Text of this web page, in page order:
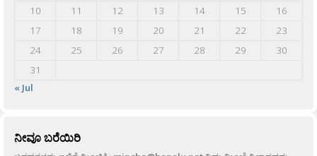
10
11 12 13 14 15
16
17
18 19 20 21 22
23
24
25 26 27 28 29
30
31
« Jul
ನೀವೂ ಬರೆಯಿರಿ